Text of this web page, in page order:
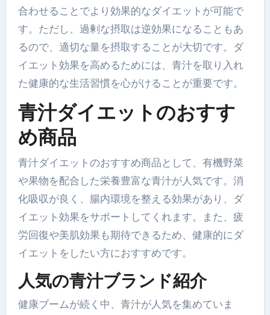
合わせることでより効果的なダイエットが可能で
す。ただし、過剰な摂取は逆効果になることもあ
るので、適切な量を摂取することが大切です。ダ
イエット効果を高めるためには、青汁を取り入れ
た健康的な生活習慣を心がけることが重要です。
青汁ダイエットのおすす
め商品
青汁ダイエットのおすすめ商品として、有機野菜
や果物を配合した栄養豊富な青汁が人気です。消
化吸収が良く、腸内環境を整える効果があり、ダ
イエット効果をサポートしてくれます。また、疲
労回復や美肌効果も期待できるため、健康的にダ
イエットをしたい方におすすめです。
人気の青汁ブランド紹介
健康ブームが続く中、青汁が人気を集めていま